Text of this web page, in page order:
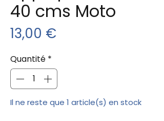
40 cms Moto
13,00 €
Quantité *
Il ne reste que 1 article(s) en stock